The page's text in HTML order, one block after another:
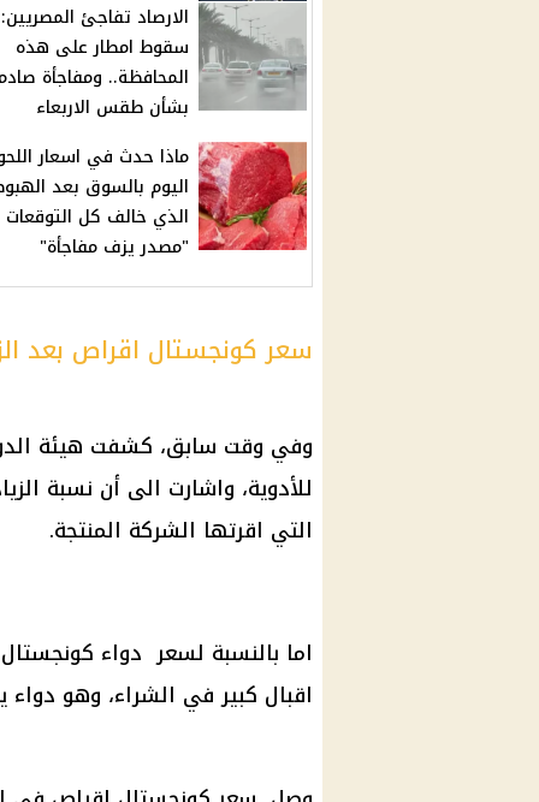
الارصاد تفاجئ المصريين:
سقوط امطار على هذه
المحافظة.. ومفاجأة
بشأن طقس الاربعاء
ماذا حدث في اسعار
اليوم بالسوق بعد
الذي خالف كل التوقعات
"مصدر يزف مفاجأة"
سعر كونجستال اقراص بعد
وفي وقت سابق، كشفت هيئة
للأدوية، واشارت الى أن نسبة
التي اقرتها الشركة المنتجة.
اما بالنسبة لسعر دواء
اقبال كبير في الشراء، وهو دواء